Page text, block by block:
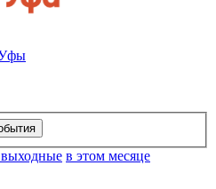
в этом месяце